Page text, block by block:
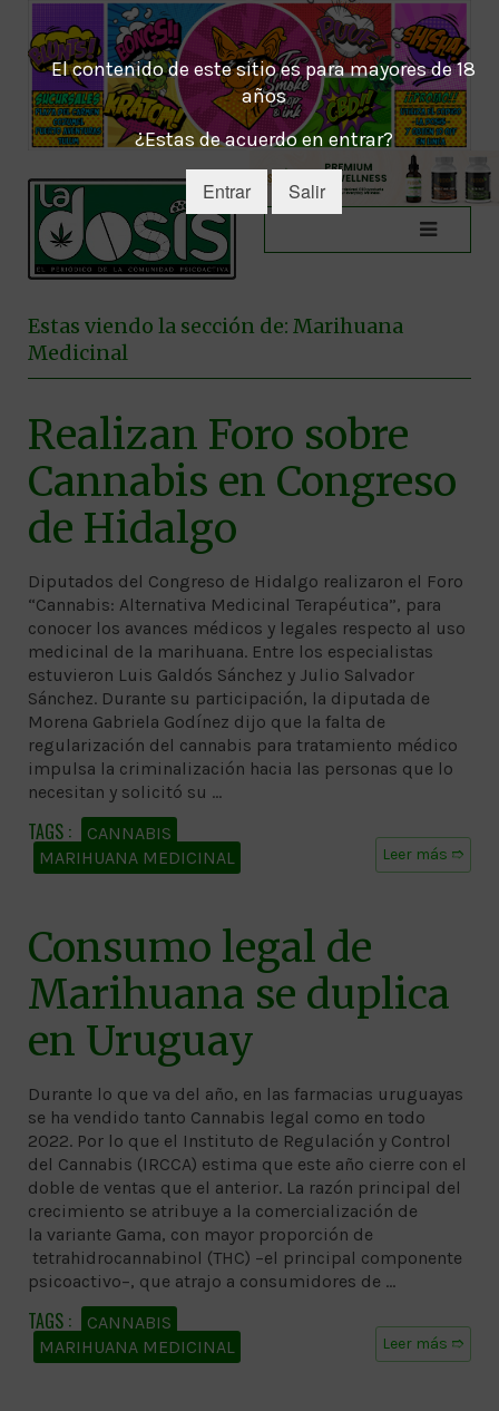
El contenido de este sitio es para mayores de 18
años
¿Estas de acuerdo en entrar?
Entrar Salir
Estas viendo la sección de: Marihuana
Medicinal
Realizan Foro sobre
Cannabis en Congreso
de Hidalgo
Diputados del Congreso de Hidalgo realizaron el Foro
“Cannabis: Alternativa Medicinal Terapéutica”, para
conocer los avances médicos y legales respecto al uso
medicinal de la marihuana. Entre los especialistas
estuvieron Luis Galdós Sánchez y Julio Salvador
Sánchez. Durante su participación, la diputada de
Morena Gabriela Godínez dijo que la falta de
regularización del cannabis para tratamiento médico
impulsa la criminalización hacia las personas que lo
necesitan y solicitó su …
Leer más ➱
CANNABIS
MARIHUANA MEDICINAL
Consumo legal de
Marihuana se duplica
en Uruguay
Durante lo que va del año, en las farmacias uruguayas
se ha vendido tanto Cannabis legal como en todo
2022. Por lo que el Instituto de Regulación y Control
del Cannabis (IRCCA) estima que este año cierre con el
doble de ventas que el anterior. La razón principal del
crecimiento se atribuye a la comercialización de
la variante Gama, con mayor proporción de
tetrahidrocannabinol (THC) –el principal componente
psicoactivo–, que atrajo a consumidores de …
Leer más ➱
CANNABIS
MARIHUANA MEDICINAL